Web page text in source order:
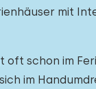
mit
oft schon im
im